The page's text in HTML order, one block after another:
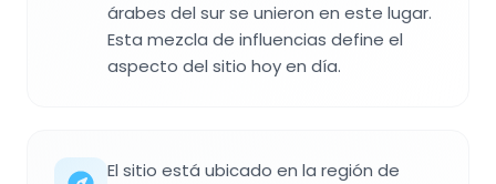
árabes del sur se unieron en este lugar.
Esta mezcla de influencias define el
aspecto del sitio hoy en día.
El sitio está ubicado en la región de